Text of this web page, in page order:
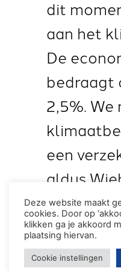
dit
aan het
De
bedraagt
2,5%.
een
aldus
heeft
Deze website maakt
cookies. Door op
klikken ga je akkoord
plaatsing hiervan.
Cookie instellingen